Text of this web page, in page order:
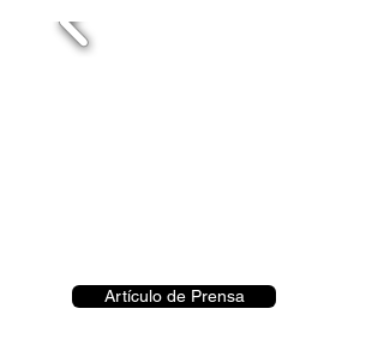
Artículo de Prensa